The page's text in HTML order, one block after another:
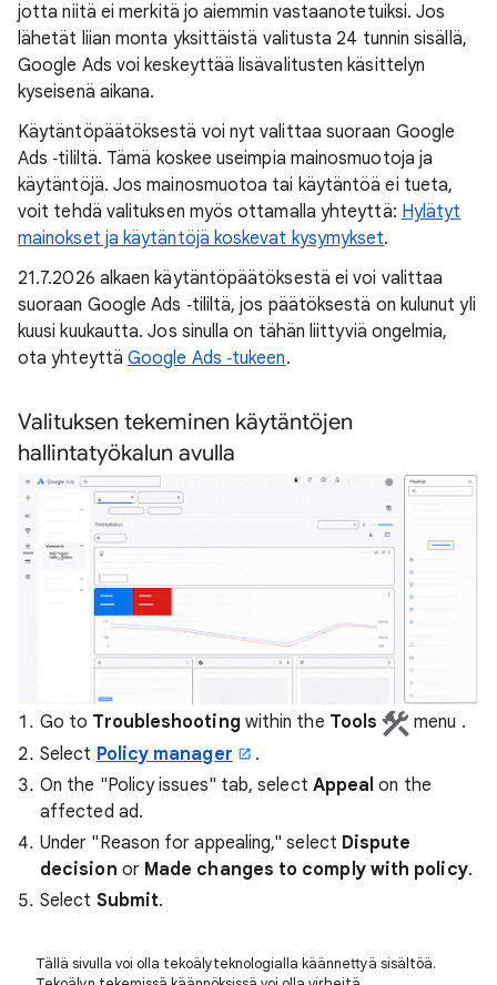
jotta niitä ei merkitä jo aiemmin vastaanotetuiksi. Jos
lähetät liian monta yksittäistä valitusta 24 tunnin sisällä,
Google Ads voi keskeyttää lisävalitusten käsittelyn
kyseisenä aikana.
Käytäntöpäätöksestä voi nyt valittaa suoraan Google
Ads ‑tililtä. Tämä koskee useimpia mainosmuotoja ja
käytäntöjä. Jos mainosmuotoa tai käytäntöä ei tueta,
voit tehdä valituksen myös ottamalla yhteyttä: Hylätyt
mainokset ja käytäntöjä koskevat kysymykset.
21.7.2026 alkaen käytäntöpäätöksestä ei voi valittaa
suoraan Google Ads ‑tililtä, jos päätöksestä on kulunut yli
kuusi kuukautta. Jos sinulla on tähän liittyviä ongelmia,
ota yhteyttäGoogle Ads ‑tukeen.
Valituksen tekeminen käytäntöjen
hallintatyökalun avulla
Go to Troubleshooting within the Tools
menu .
Select Policy manager
.
On the "Policy issues" tab, select Appeal on the
affected ad.
Under "Reason for appealing," select Dispute
decision or Made changes to comply with policy.
Select Submit.
Tällä sivulla voi olla tekoälyteknologialla käännettyä sisältöä.